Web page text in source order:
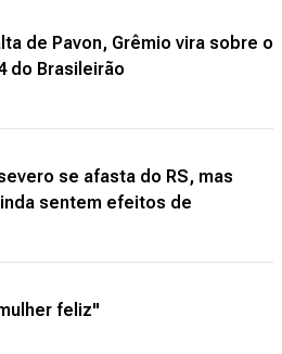
de Pavon, Grêmio vira sobre o
do Brasileirão
se afasta do RS, mas
sentem efeitos de
feliz"